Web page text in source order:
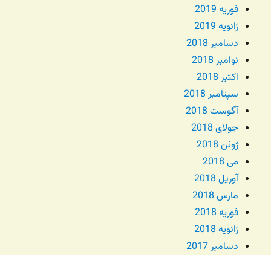
فوریه 2019
ژانویه 2019
دسامبر 2018
نوامبر 2018
اکتبر 2018
سپتامبر 2018
آگوست 2018
جولای 2018
ژوئن 2018
می 2018
آوریل 2018
مارس 2018
فوریه 2018
ژانویه 2018
دسامبر 2017